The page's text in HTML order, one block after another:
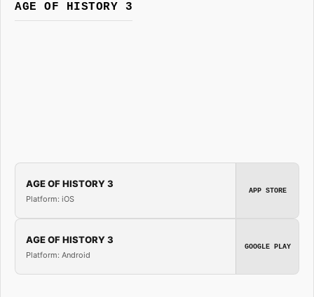
AGE OF HISTORY 3
AGE OF HISTORY 3
Platform: iOS
APP STORE
AGE OF HISTORY 3
Platform: Android
GOOGLE PLAY